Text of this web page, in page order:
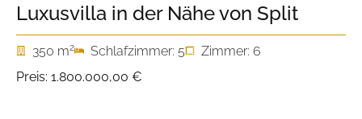
Luxusvilla in der Nähe von Split
350 m2 Schlafzimmer: 5
Zimmer: 6
Preis: 1.800.000,00 €